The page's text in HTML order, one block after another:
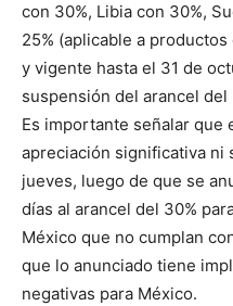
con 30%, Libia con 30%,
25% (aplicable a
y vigente hasta el 31 de
suspensión del arancel del
Es importante señalar que
apreciación significativa ni
jueves, luego de que se
días al arancel del 30%
México que no cumplan
que lo anunciado tiene
negativas para México.